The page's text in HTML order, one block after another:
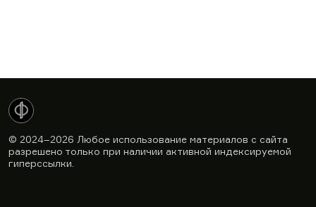
© 2024–2026 Любое использование материалов с сайта
разрешено только при наличии активной индексируемой
гиперссылки.